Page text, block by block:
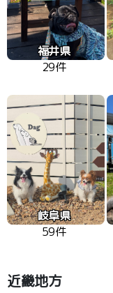
福井県
29件
岐阜県
59件
近畿地方